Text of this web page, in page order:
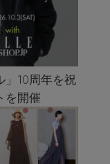
」10周年を祝
を開催